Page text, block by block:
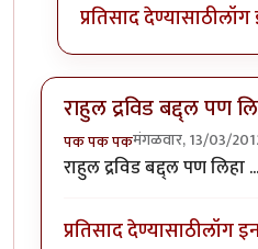
प्रतिसाद देण्यासाठीलॉग
राहुल द्रविड बद्द्ल पण
पक पक पकमंगळवार, 13/03/
राहुल द्रविड बद्द्ल पण लिहा
प्रतिसाद देण्यासाठीलॉग